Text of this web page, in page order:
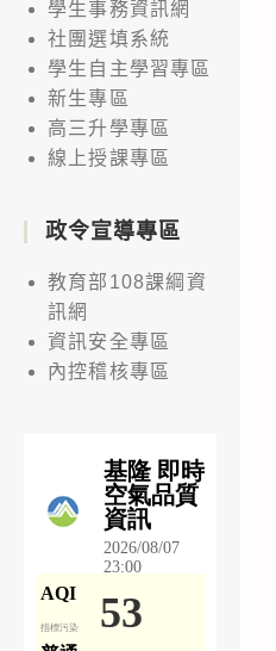
學生事務資訊網
社團選填系統
學生自主學習專區
新生專區
高三升學專區
線上授課專區
政令宣導專區
教育部108課綱資
訊網
資訊安全專區
內控稽核專區